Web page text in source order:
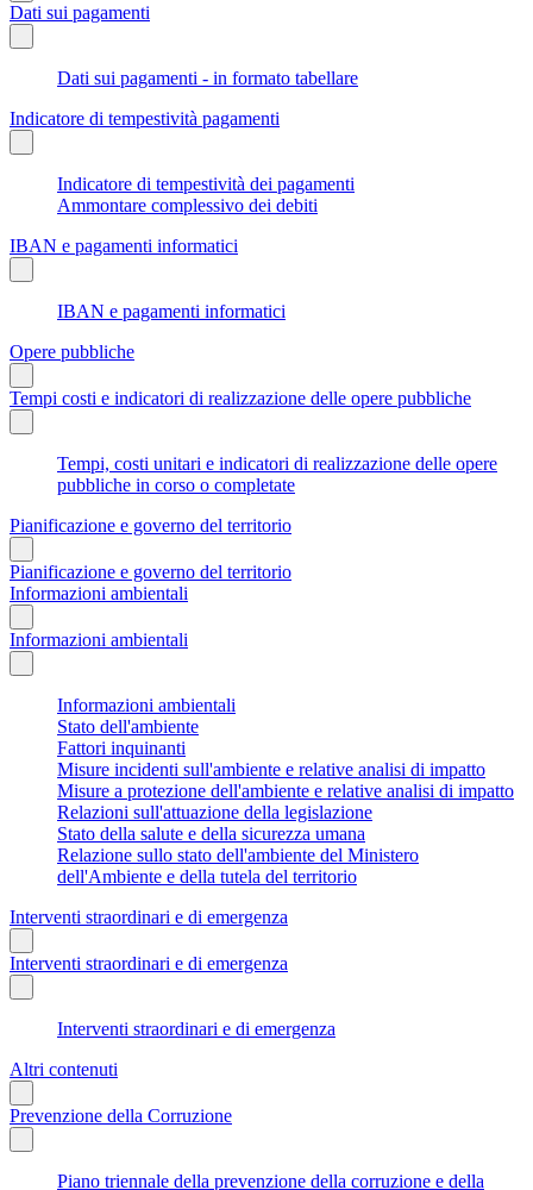
Dati sui pagamenti
Dati sui pagamenti - in formato tabellare
Indicatore di tempestività pagamenti
Indicatore di tempestività dei pagamenti
Ammontare complessivo dei debiti
IBAN e pagamenti informatici
IBAN e pagamenti informatici
Opere pubbliche
Tempi costi e indicatori di realizzazione delle opere pubbliche
Tempi, costi unitari e indicatori di realizzazione delle opere
pubbliche in corso o completate
Pianificazione e governo del territorio
Pianificazione e governo del territorio
Informazioni ambientali
Informazioni ambientali
Informazioni ambientali
Stato dell'ambiente
Fattori inquinanti
Misure incidenti sull'ambiente e relative analisi di impatto
Misure a protezione dell'ambiente e relative analisi di impatto
Relazioni sull'attuazione della legislazione
Stato della salute e della sicurezza umana
Relazione sullo stato dell'ambiente del Ministero
dell'Ambiente e della tutela del territorio
Interventi straordinari e di emergenza
Interventi straordinari e di emergenza
Interventi straordinari e di emergenza
Altri contenuti
Prevenzione della Corruzione
Piano triennale della prevenzione della corruzione e della